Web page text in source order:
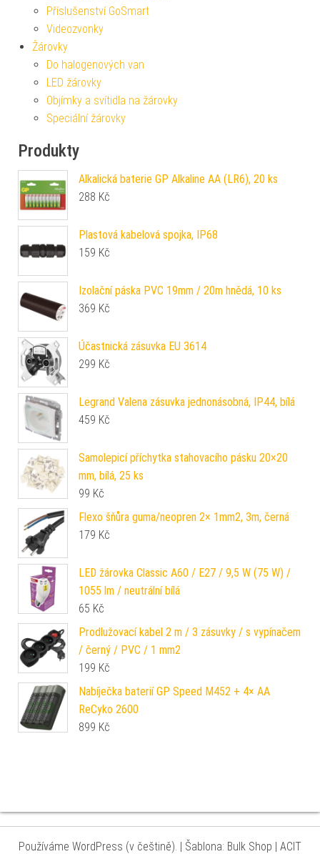
Příslušenství GoSmart
Videozvonky
Žárovky
Do halogenových van
LED žárovky
Objímky a svítidla na žárovky
Speciální žárovky
Produkty
Alkalická baterie GP Alkaline AA (LR6), 20 ks
288 Kč
Plastová kabelová spojka, IP68
159 Kč
Izolační páska PVC 19mm / 20m hnědá, 10 ks
369 Kč
Účastnická zásuvka EU 3614
299 Kč
Legrand Valena zásuvka jednonásobná, IP44, bílá
459 Kč
Samolepicí příchytka stahovacího pásku 20×20
mm, bílá, 25 ks
99 Kč
Flexo šňůra guma/neopren 2× 1mm2, 3m, černá
179 Kč
LED žárovka Classic A60 / E27 / 9,5 W (75 W) /
1055 lm / neutrální bílá
65 Kč
Prodlužovací kabel 2 m / 3 zásuvky / s vypínačem
/ černý / PVC / 1 mm2
199 Kč
Nabíječka baterií GP Speed M452 + 4× AA
ReCyko 2600
899 Kč
Používáme WordPress (v češtině). | Šablona: Bulk Shop | ACIT